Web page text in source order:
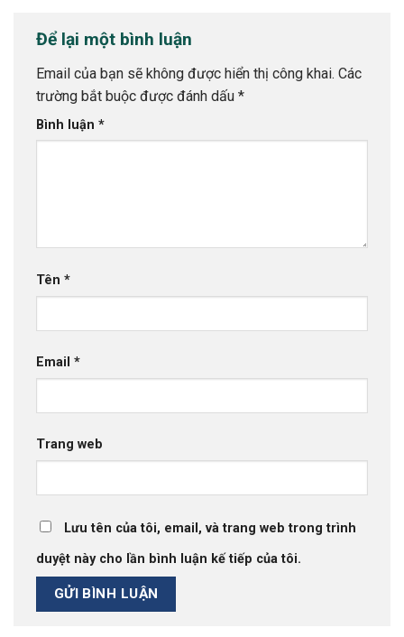
Để lại một bình luận
Email của bạn sẽ không được hiển thị công khai. Các
trường bắt buộc được đánh dấu *
Bình luận *
Tên *
Email *
Trang web
Lưu tên của tôi, email, và trang web trong trình
duyệt này cho lần bình luận kế tiếp của tôi.